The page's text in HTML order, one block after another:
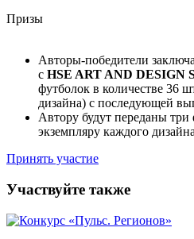
Призы
Авторы-победители
с HSE ART AND DESIGN
футболок в количестве 36
дизайна) с последующей
Автору будут переданы
экземпляру каждого
Принять участие
Участвуйте также